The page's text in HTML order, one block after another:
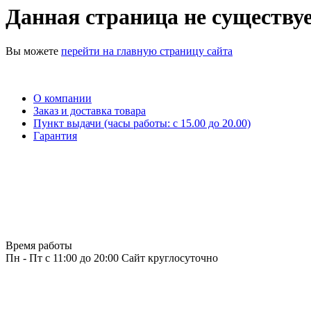
Данная страница не
Вы можете перейти на главную страницу сайта
О компании
Заказ и доставка товара
Пункт выдачи (часы работы: c 15.00 до 20.00)
Гарантия
Время работы
Пн - Пт с 11:00 до 20:00 Сайт круглосуточно